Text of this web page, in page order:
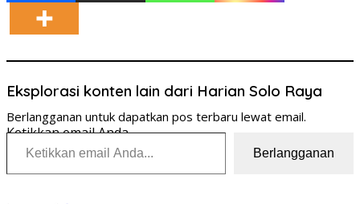
Eksplorasi konten lain dari Harian Solo Raya
Berlangganan untuk dapatkan pos terbaru lewat email.
Ketikkan email Anda...
Berlangganan